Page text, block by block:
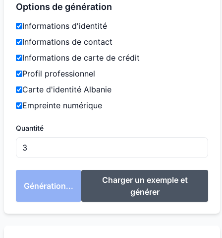
Options de génération
Informations d'identité
Informations de contact
Informations de carte de crédit
Profil professionnel
Carte d'identité Albanie
Empreinte numérique
Quantité
Génération...
Charger un exemple et
générer